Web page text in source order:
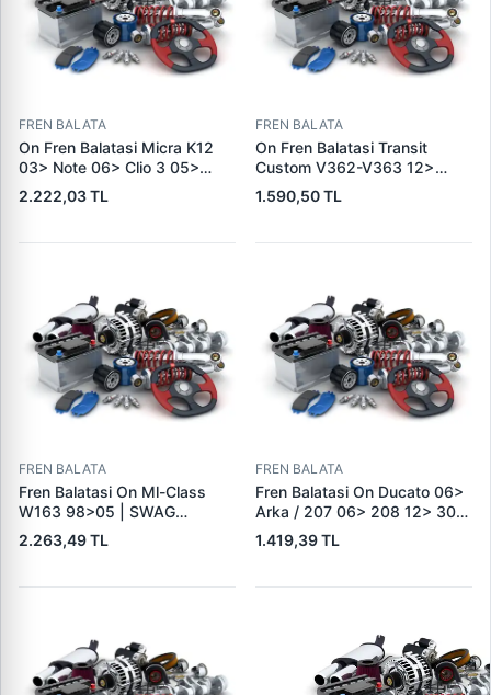
FREN BALATA
On Fren Balatasi Micra K12
03> Note 06> Clio 3 05>
Modus 04> Duster 10>
Logan 04> Dokker 12> G:116
DELPHI LP5005EV | OEM
2.222,03 TL
FREN BALATA
On Fren Balatasi Transit
Custom V362-V363 12>
(Arka Tek Teker) | SKF VKBP
80029 E | OEM BK21 2K021
1.590,50 TL
FREN BALATA
Fren Balatasi On Ml-Class
W163 98>05 | SWAG
10916410 | OEM
A1634201220
2.263,49 TL
FREN BALATA
Fren Balatasi On Ducato 06>
Arka / 207 06> 208 12> 301
12> 307 00> 1007 05> 2008
13> Partner 96> Par | FEBI
1.419,39 TL